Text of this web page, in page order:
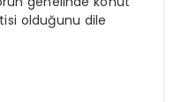
olduğunu dile